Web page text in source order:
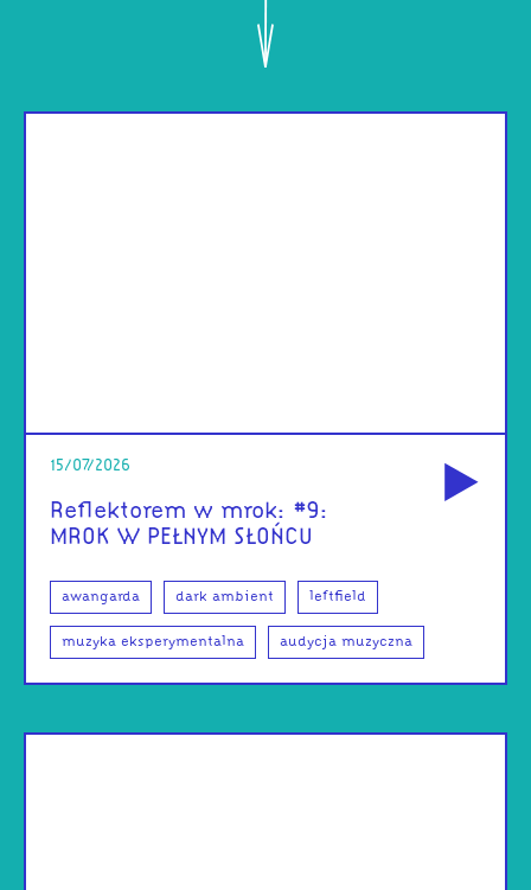
15/07/2026
Reflektorem w mrok: #9:
MROK W PEŁNYM SŁOŃCU
awangarda dark ambient leftfield
muzyka eksperymentalna audycja muzyczna